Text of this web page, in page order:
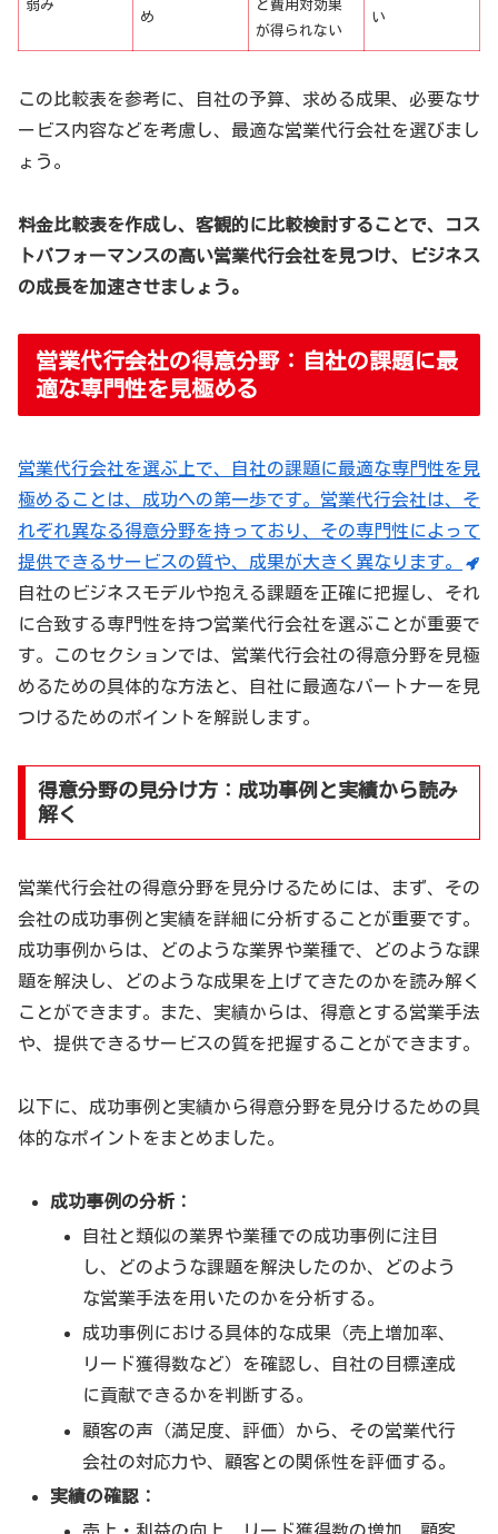
弱み
め
と費用対効果
が得られない
い
この比較表を参考に、自社の予算、求める成果、必要なサ
ービス内容などを考慮し、最適な営業代行会社を選びまし
ょう。
料金比較表を作成し、客観的に比較検討することで、コス
トパフォーマンスの高い営業代行会社を見つけ、ビジネス
の成長を加速させましょう。
営業代行会社の得意分野：自社の課題に最
適な専門性を見極める
営業代行会社を選ぶ上で、自社の課題に最適な専門性を見
極めることは、成功への第一歩です。営業代行会社は、そ
れぞれ異なる得意分野を持っており、その専門性によって
提供できるサービスの質や、成果が大きく異なります。
自社のビジネスモデルや抱える課題を正確に把握し、それ
に合致する専門性を持つ営業代行会社を選ぶことが重要で
す。このセクションでは、営業代行会社の得意分野を見極
めるための具体的な方法と、自社に最適なパートナーを見
つけるためのポイントを解説します。
得意分野の見分け方：成功事例と実績から読み
解く
営業代行会社の得意分野を見分けるためには、まず、その
会社の成功事例と実績を詳細に分析することが重要です。
成功事例からは、どのような業界や業種で、どのような課
題を解決し、どのような成果を上げてきたのかを読み解く
ことができます。また、実績からは、得意とする営業手法
や、提供できるサービスの質を把握することができます。
以下に、成功事例と実績から得意分野を見分けるための具
体的なポイントをまとめました。
成功事例の分析：
自社と類似の業界や業種での成功事例に注目
し、どのような課題を解決したのか、どのよう
な営業手法を用いたのかを分析する。
成功事例における具体的な成果（売上増加率、
リード獲得数など）を確認し、自社の目標達成
に貢献できるかを判断する。
顧客の声（満足度、評価）から、その営業代行
会社の対応力や、顧客との関係性を評価する。
実績の確認：